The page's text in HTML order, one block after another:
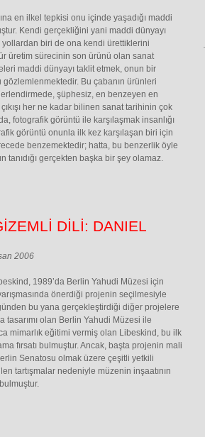
en ilkel tepkisi onu içinde yaşadığı maddi
Kendi gerçekliğini yani maddi dünyayı
biri de ona kendi ürettiklerini
üretim sürecinin son ürünü olan sanat
maddi dünyayı taklit etmek, onun bir
Bu çabanın ürünleri
şüphesiz, en benzeyen en
her ne kadar bilinen sanat tarihinin çok
fotografik görüntü ile karşılaşmak insanlığı
görüntü onunla ilk kez karşılaşan biri için
benzemektedir; hatta, bu benzerlik öyle
tanıdığı gerçekten başka bir şey olamaz.
DİLİ: DANIEL
2006
1989’da Berlin Yahudi Müzesi için
önerdiği projenin seçilmesiyle
bu yana gerçekleştirdiği diğer projelere
tasarımı olan Berlin Yahudi Müzesi ile
mimarlık eğitimi vermiş olan Libeskind, bu ilk
fırsatı bulmuştur. Ancak, başta projenin mali
Senatosu olmak üzere çeşitli yetkili
tartışmalar nedeniyle müzenin inşaatının